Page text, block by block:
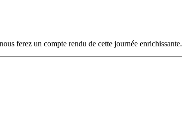
ferez un compte rendu de cette journée enrichissante.